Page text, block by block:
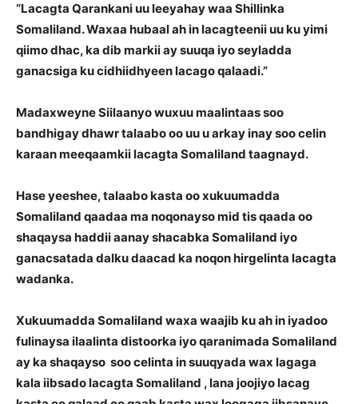
“Lacagta Qarankani uu leeyahay waa Shillinka
Somaliland. Waxaa hubaal ah in lacagteenii uu ku yimi
qiimo dhac, ka dib markii ay suuqa iyo seyladda
ganacsiga ku cidhiidhyeen lacago qalaadi.”
Madaxweyne Siilaanyo wuxuu maalintaas soo
bandhigay dhawr talaabo oo uu u arkay inay soo celin
karaan meeqaamkii lacagta Somaliland taagnayd.
Hase yeeshee, talaabo kasta oo xukuumadda
Somaliland qaadaa ma noqonayso mid tis qaada oo
shaqaysa haddii aanay shacabka Somaliland iyo
ganacsatada dalku daacad ka noqon hirgelinta lacagta
wadanka.
Xukuumadda Somaliland waxa waajib ku ah in iyadoo
fulinaysa ilaalinta distoorka iyo qaranimada Somaliland
ay ka shaqayso soo celinta in suuqyada wax lagaga
kala iibsado lacagta Somaliland , lana joojiyo lacag